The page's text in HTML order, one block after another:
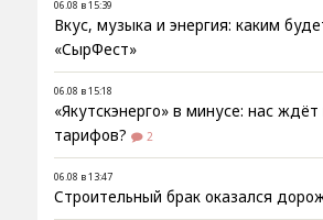
06.08 в 15:39
Вкус, музыка и энергия: каким
«СырФест»
06.08 в 15:18
«Якутскэнерго» в минусе: нас
тарифов?
2
06.08 в 13:47
Строительный брак оказался